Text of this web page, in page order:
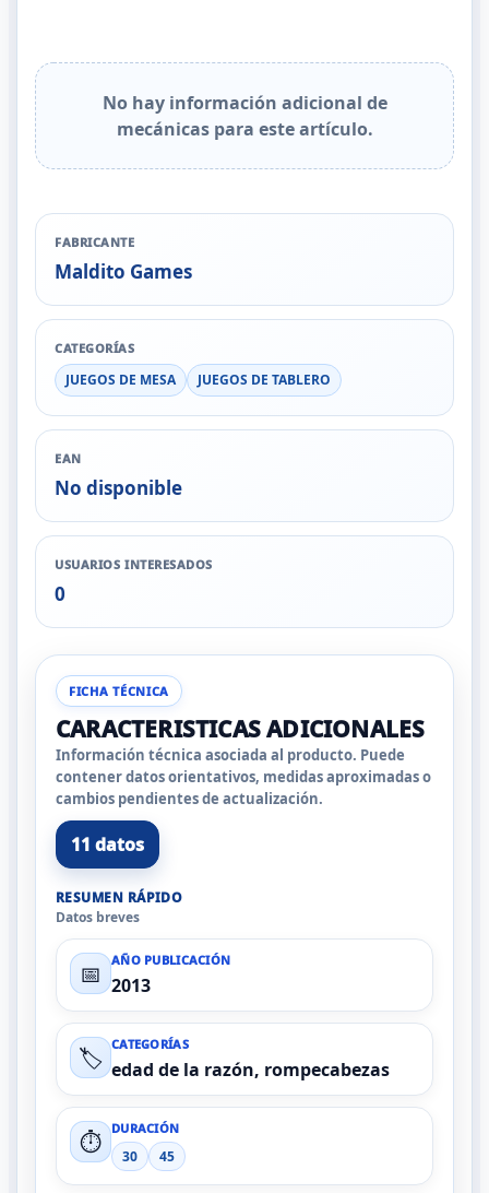
No hay información adicional de
mecánicas para este artículo.
FABRICANTE
Maldito Games
CATEGORÍAS
JUEGOS DE MESA JUEGOS DE TABLERO
EAN
No disponible
USUARIOS INTERESADOS
0
FICHA TÉCNICA
CARACTERISTICAS ADICIONALES
Información técnica asociada al producto. Puede
contener datos orientativos, medidas aproximadas o
cambios pendientes de actualización.
11 datos
RESUMEN RÁPIDO
Datos breves
📅 AÑO PUBLICACIÓN
2013
🏷️ CATEGORÍAS
edad de la razón, rompecabezas
⏱️ DURACIÓN
30 45